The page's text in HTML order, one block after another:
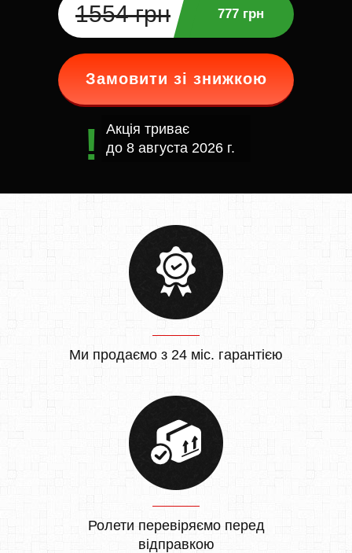
1554 грн 777 грн
Замовити зі знижкою
Акція триває
до 8 августа 2026 г.
Ми продаємо з 24 міс. гарантією
Ролети перевіряємо перед
відправкою